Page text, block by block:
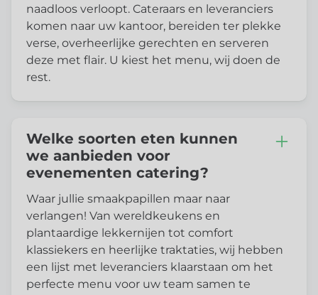
naadloos verloopt. Cateraars en leveranciers
komen naar uw kantoor, bereiden ter plekke
verse, overheerlijke gerechten en serveren
deze met flair. U kiest het menu, wij doen de
rest.
Welke soorten eten kunnen
we aanbieden voor
evenementen catering?
Waar jullie smaakpapillen maar naar
verlangen! Van wereldkeukens en
plantaardige lekkernijen tot comfort
klassiekers en heerlijke traktaties, wij hebben
een lijst met leveranciers klaarstaan ​​om het
perfecte menu voor uw team samen te